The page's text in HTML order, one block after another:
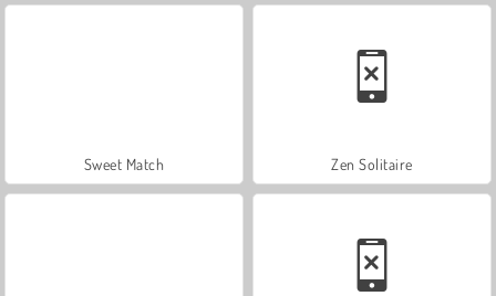
Sweet Match Zen Solitaire